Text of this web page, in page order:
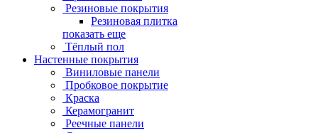
Резиновые покрытия
Резиновая плитка
показать еще
Тёплый пол
Настенные покрытия
Виниловые панели
Пробковое покрытие
Краска
Керамогранит
Реечные панели